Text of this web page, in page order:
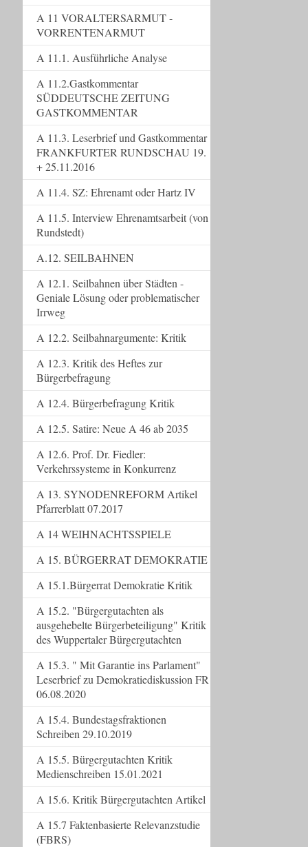
A 11 VORALTERSARMUT -
VORRENTENARMUT
A 11.1. Ausführliche Analyse
A 11.2.Gastkommentar
SÜDDEUTSCHE ZEITUNG
GASTKOMMENTAR
A 11.3. Leserbrief und Gastkommentar
FRANKFURTER RUNDSCHAU 19.
+ 25.11.2016
A 11.4. SZ: Ehrenamt oder Hartz IV
A 11.5. Interview Ehrenamtsarbeit (von
Rundstedt)
A.12. SEILBAHNEN
A 12.1. Seilbahnen über Städten -
Geniale Lösung oder problematischer
Irrweg
A 12.2. Seilbahnargumente: Kritik
A 12.3. Kritik des Heftes zur
Bürgerbefragung
A 12.4. Bürgerbefragung Kritik
A 12.5. Satire: Neue A 46 ab 2035
A 12.6. Prof. Dr. Fiedler:
Verkehrssysteme in Konkurrenz
A 13. SYNODENREFORM Artikel
Pfarrerblatt 07.2017
A 14 WEIHNACHTSSPIELE
A 15. BÜRGERRAT DEMOKRATIE
A 15.1.Bürgerrat Demokratie Kritik
A 15.2. "Bürgergutachten als
ausgehebelte Bürgerbeteiligung" Kritik
des Wuppertaler Bürgergutachten
A 15.3. " Mit Garantie ins Parlament"
Leserbrief zu Demokratiediskussion FR
06.08.2020
A 15.4. Bundestagsfraktionen
Schreiben 29.10.2019
A 15.5. Bürgergutachten Kritik
Medienschreiben 15.01.2021
A 15.6. Kritik Bürgergutachten Artikel
A 15.7 Faktenbasierte Relevanzstudie
(FBRS)